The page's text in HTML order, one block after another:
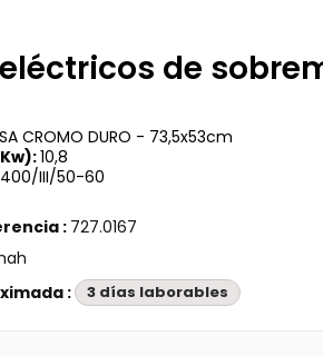
de
CROMO DURO - 73,5x53cm
10,8
400/III/50-60
: 727.0167
: 3 días laborables